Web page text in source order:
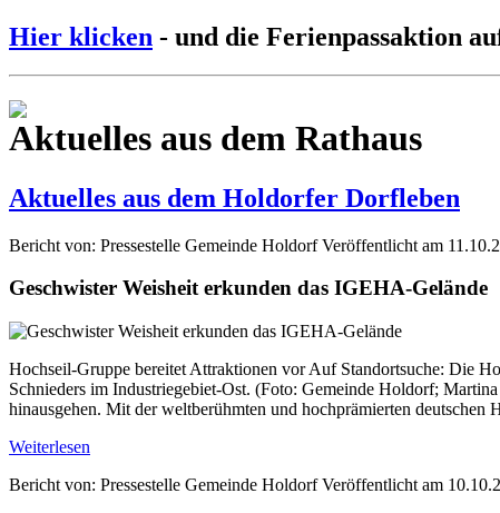
Hier klicken - und die Ferienpassaktion
Aktuelles aus dem Rathaus
Aktuelles aus dem Holdorfer Dorfleben
Bericht von: Pressestelle Gemeinde Holdorf Veröffentlicht am
Geschwister Weisheit erkunden das IGEHA-Gelände
Hochseil-Gruppe bereitet Attraktionen vor Auf Standortsuche: Die
Schnieders im Industriegebiet-Ost. (Foto: Gemeinde Holdorf;
hinausgehen. Mit der weltberühmten und hochprämierten deutschen
Weiterlesen
Bericht von: Pressestelle Gemeinde Holdorf Veröffentlicht am